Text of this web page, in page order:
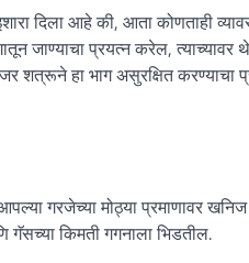
दिला आहे की, आता कोणताही
प्रयत्न करेल, त्याच्यावर
शत्रूने हा भाग असुरक्षित करण्याचा
गरजेच्या मोठ्या प्रमाणावर
किमती गगनाला भिडतील.